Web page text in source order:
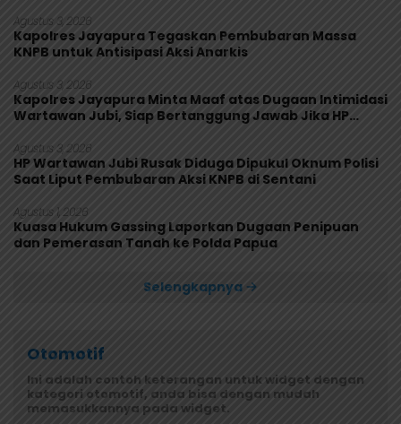
Agustus 3, 2026
Kapolres Jayapura Tegaskan Pembubaran Massa
KNPB untuk Antisipasi Aksi Anarkis
Agustus 3, 2026
Kapolres Jayapura Minta Maaf atas Dugaan Intimidasi
Wartawan Jubi, Siap Bertanggung Jawab Jika HP
Agustus 3, 2026
HP Wartawan Jubi Rusak Diduga Dipukul Oknum Polisi
Saat Liput Pembubaran Aksi KNPB di Sentani
Agustus 1, 2026
Kuasa Hukum Gassing Laporkan Dugaan Penipuan
dan Pemerasan Tanah ke Polda Papua
Selengkapnya
Otomotif
Ini adalah contoh keterangan untuk widget dengan
kategori otomotif, anda bisa dengan mudah
memasukkannya pada widget.